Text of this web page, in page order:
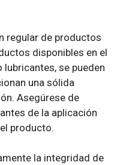
regular de productos
disponibles en el
se pueden
una sólida
Asegúrese de
de la aplicación
producto.
la integridad de